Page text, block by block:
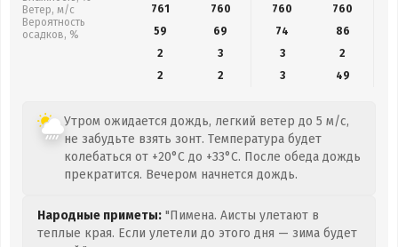
Ветер, м/с
Вероятность
осадков, %
761
760 760 760
59
69 74
86
2
3 3
2
2
2 3 49
Утром ожидается дождь, легкий ветер до 5 м/с,
не забудьте взять зонт. Температура будет
колебаться от +20°C до +33°C. После обеда дождь
прекратится. Вечером начнется дождь.
Народные приметы: "Пимена. Аисты улетают в
теплые края. Если улетели до этого дня — зима будет